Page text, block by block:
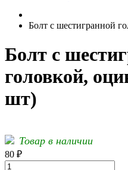
Болт с шестигранной
Болт с
головкой,
шт)
Товар в наличии
80 ₽